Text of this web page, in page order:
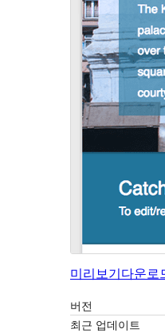
미리보기다운로
버전
최근 업데이트